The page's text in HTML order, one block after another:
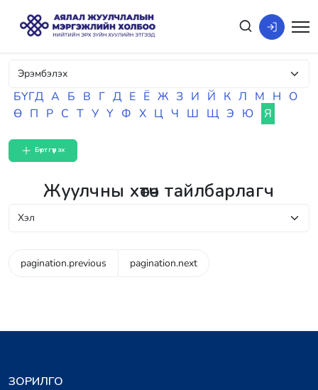
БҮГД А Б В Г Д Е Ё Ж З И Й К Л М Н О
Ө П Р С Т У Ү Ф Х Ц Ч Ш Щ Э Ю Я
Бүртгүүлэх
Жуулчны хөтөч тайлбарлагч
pagination.previous pagination.next
ЗОРИЛГО